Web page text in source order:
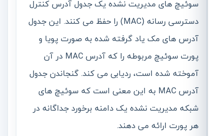
سوئیچ های مدیریت نشده یک جدول آدرس کنترل
دسترسی رسانه (MAC) را حفظ می کنند. این جدول
آدرس های مک یاد گرفته شده به صورت پویا و
پورت سوئیچ مربوطه را که آدرس MAC در آن
آموخته شده است، ردیابی می کند. گنجاندن جدول
آدرس MAC به این معنی است که سوئیچ های
شبکه مدیریت نشده یک دامنه برخورد جداگانه در
هر پورت ارائه می دهند.